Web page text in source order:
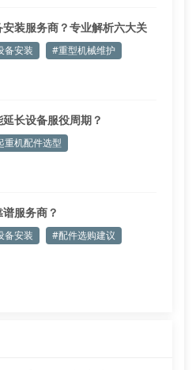
装服务商？专业解析六大关
备安装 #重型机械维护
长设备服役周期？
重机配件选型
服务商？
备安装 #配件选购建议